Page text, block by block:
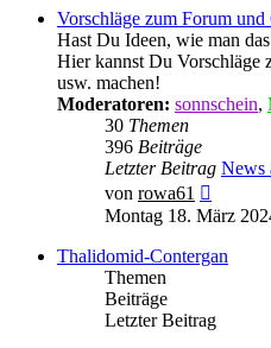
Vorschläge zum Forum
Hast Du Ideen, wie man
Hier kannst Du Vorschläge
usw. machen!
Moderatoren: sonnschein,
30 Themen
396 Beiträge
Letzter Beitrag News
von rowa61
Beitrag
Montag 18. März
Thalidomid-Contergan
Themen
Beiträge
Letzter Beitrag